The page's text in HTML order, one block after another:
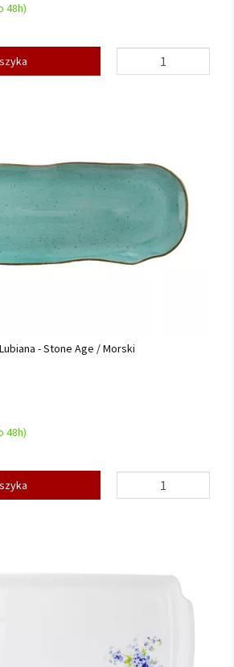
48h)
- Stone Age / Morski
48h)